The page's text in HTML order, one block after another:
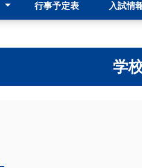
行事予定表 入試情
学